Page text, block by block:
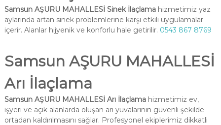
Samsun AŞURU MAHALLESİ Sinek İlaçlamahizmetimiz yaz
aylarında artan sinek problemlerine karşı etkili uygulamalar
içerir. Alanlar hijyenik ve konforlu hale getirilir. 0543 867 8769
Samsun AŞURU MAHALLESİ
Arı İlaçlama
Samsun AŞURU MAHALLESİ Arı İlaçlamahizmetimiz ev,
işyeri ve açık alanlarda oluşan arı yuvalarının güvenli şekilde
ortadan kaldırılmasını sağlar. Profesyonel ekiplerimiz dikkatli